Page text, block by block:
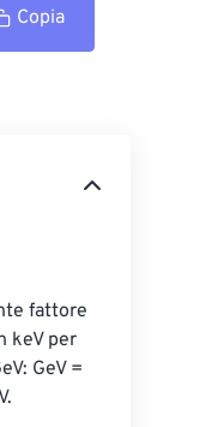
Copia
fattore
keV per
GeV =